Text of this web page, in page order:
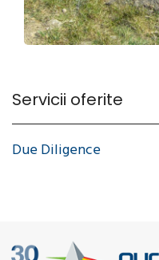
Servicii oferite
Due Diligence